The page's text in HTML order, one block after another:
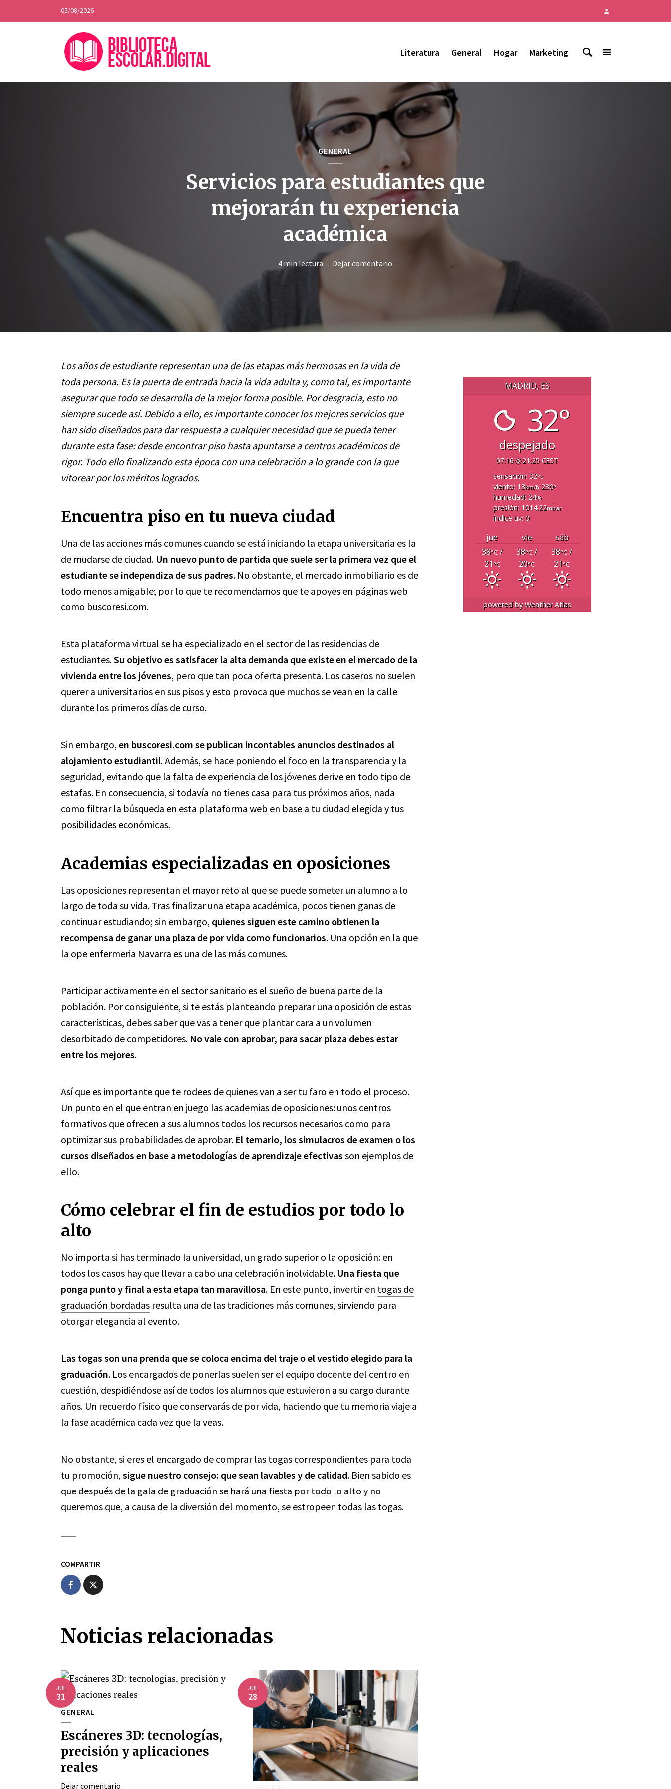
05/08/2026
Literatura General Hogar Marketing
GENERAL
Servicios para estudiantes que
mejorarán tu experiencia
académica
4 min lectura Dejar comentario
Los años de estudiante representan una de las etapas más hermosas en la vida de
toda persona. Es la puerta de entrada hacia la vida adulta y, como tal, es importante
asegurar que todo se desarrolla de la mejor forma posible. Por desgracia, esto no
siempre sucede así. Debido a ello, es importante conocer los mejores servicios que
han sido diseñados para dar respuesta a cualquier necesidad que se pueda tener
durante esta fase: desde encontrar piso hasta apuntarse a centros académicos de
rigor. Todo ello finalizando esta época con una celebración a lo grande con la que
vitorear por los méritos logrados.
Encuentra piso en tu nueva ciudad
Una de las acciones más comunes cuando se está iniciando la etapa universitaria es la
de mudarse de ciudad. Un nuevo punto de partida que suele ser la primera vez que el
estudiante se independiza de sus padres. No obstante, el mercado inmobiliario es de
todo menos amigable; por lo que te recomendamos que te apoyes en páginas web
como buscoresi.com.
Esta plataforma virtual se ha especializado en el sector de las residencias de
estudiantes.Su objetivo es satisfacer la alta demanda que existe en el mercado de la
vivienda entre los jóvenes, pero que tan poca oferta presenta. Los caseros no suelen
querer a universitarios en sus pisos y esto provoca que muchos se vean en la calle
durante los primeros días de curso.
Sin embargo, en buscoresi.com se publican incontables anuncios destinados al
alojamiento estudiantil. Además, se hace poniendo el foco en la transparencia y la
seguridad, evitando que la falta de experiencia de los jóvenes derive en todo tipo de
estafas. En consecuencia, si todavía no tienes casa para tus próximos años, nada
como filtrar la búsqueda en esta plataforma web en base a tu ciudad elegida y tus
posibilidades económicas.
Academias especializadas en oposiciones
Las oposiciones representan el mayor reto al que se puede someter un alumno a lo
largo de toda su vida. Tras finalizar una etapa académica, pocos tienen ganas de
continuar estudiando; sin embargo, quienes siguen este camino obtienen la
recompensa de ganar una plaza de por vida como funcionarios. Una opción en la que
la ope enfermeria Navarra es una de las más comunes.
Participar activamente en el sector sanitario es el sueño de buena parte de la
población. Por consiguiente, si te estás planteando preparar una oposición de estas
características, debes saber que vas a tener que plantar cara a un volumen
desorbitado de competidores. No vale con aprobar, para sacar plaza debes estar
entre los mejores.
Así que es importante que te rodees de quienes van a ser tu faro en todo el proceso.
Un punto en el que entran en juego las academias de oposiciones: unos centros
formativos que ofrecen a sus alumnos todos los recursos necesarios como para
optimizar sus probabilidades de aprobar. El temario, los simulacros de examen o los
cursos diseñados en base a metodologías de aprendizaje efectivas son ejemplos de
ello.
Cómo celebrar el fin de estudios por todo lo
alto
No importa si has terminado la universidad, un grado superior o la oposición: en
todos los casos hay que llevar a cabo una celebración inolvidable. Una fiesta que
ponga punto y final a esta etapa tan maravillosa. En este punto, invertir en togas de
graduación bordadas resulta una de las tradiciones más comunes, sirviendo para
otorgar elegancia al evento.
Las togas son una prenda que se coloca encima del traje o el vestido elegido para la
graduación. Los encargados de ponerlas suelen ser el equipo docente del centro en
cuestión, despidiéndose así de todos los alumnos que estuvieron a su cargo durante
años. Un recuerdo físico que conservarás de por vida, haciendo que tu memoria viaje a
la fase académica cada vez que la veas.
No obstante, si eres el encargado de comprar las togas correspondientes para toda
tu promoción, sigue nuestro consejo: que sean lavables y de calidad. Bien sabido es
que después de la gala de graduación se hará una fiesta por todo lo alto y no
queremos que, a causa de la diversión del momento, se estropeen todas las togas.
COMPARTIR
Noticias relacionadas
JUL
31
GENERAL
Escáneres 3D: tecnologías,
precisión y aplicaciones
reales
Dejar comentario
JUL
28
MADRID, ES
32°
despejado
07:16
21:25 CEST
sensación: 32°c
viento: 13km/h230°
humedad: 24%
presión: 1014.22mbar
índice uv: 0
jue vie
sáb
38°C/
21°C
38°C/
20°C
38°C/
21°C
powered byWeather Atlas